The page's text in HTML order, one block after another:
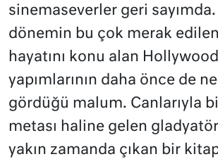
sinemaseverler geri
dönemin bu çok merak
hayatını konu alan Hollywood
yapımlarının daha önce de
gördüğü malum. Canlarıyla
metası haline gelen
yakın zamanda çıkan bir